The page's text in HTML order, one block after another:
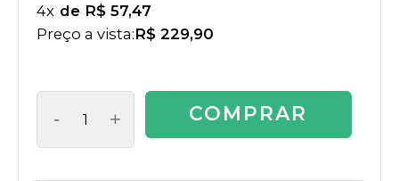
4x
R$ 57,47
Preço a vista:R$ 229,90
- + COMPRAR